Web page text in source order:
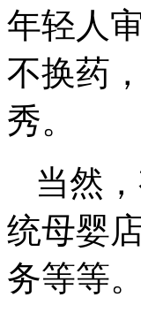
年轻人
不换药
秀。
当然
统母婴
务等等。